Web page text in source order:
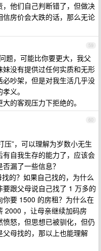
他们自己判断错了，但做决
房价会大跌的话，那么无论
59
题，可能比你要更大，我父
没有提供过任何实质和无形
吵架，但是对我生活几乎没
义。
的客观压力下拒绝的。
60
压”，可以理解为岁数小无生
自我生存的能力了，应该会
漏了一些信息？
的？如果自己找的，为什么
跟父母说自己找了 1 万多的
要 1500 的房租？为什么在
2000 ，让母亲继续加码房
怒，但思想已被驯化，但仍
母找的，那以上也能理解